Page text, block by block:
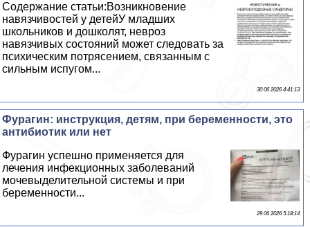
Содержание статьи:Возникновение
навязчивостей у детейУ младших
школьников и дошколят, невроз
навязчивых состояний может следовать за
психическим потрясением, связанным с
сильным испугом...
30 06 2026 4:41:13
Фурагин: инструкция, детям, при беременности, это
антибиотик или нет
Фурагин успешно применяется для
лечения инфекционных заболеваний
мочевыделительной системы и при
беременности...
29 06 2026 5:18:14